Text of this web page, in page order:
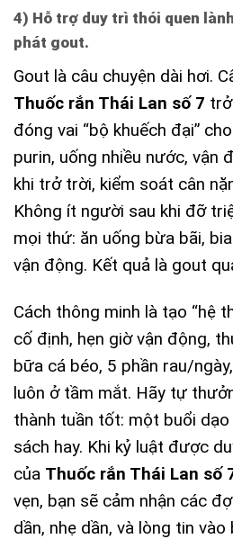
4) Hỗ trợ duy trì thói quen
phát gout.
Gout là câu chuyện dài hơi.
Thuốc rắn Thái Lan số 7
đóng vai “bộ khuếch đại”
purin, uống nhiều nước, vận
khi trở trời, kiểm soát cân
Không ít người sau khi đỡ
mọi thứ: ăn uống bừa bãi,
vận động. Kết quả là gout
Cách thông minh là tạo “hệ
cố định, hẹn giờ vận động,
bữa cá béo, 5 phần rau/
luôn ở tầm mắt. Hãy tự
thành tuần tốt: một buổi
sách hay. Khi kỷ luật được
của Thuốc rắn Thái Lan số
vẹn, bạn sẽ cảm nhận các
dần, nhẹ dần, và lòng tin